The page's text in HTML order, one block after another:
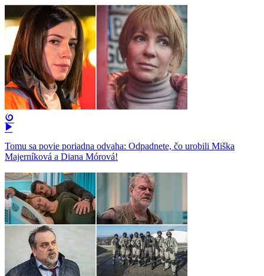
Tomu sa povie poriadna odvaha: Odpadnete, čo urobili Miška
Majerníková a Diana Mórová!